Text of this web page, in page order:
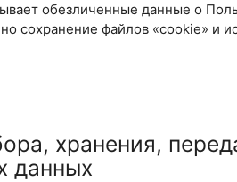
обезличенные данные о
сохранение файлов «cookie» и
хранения,
данных